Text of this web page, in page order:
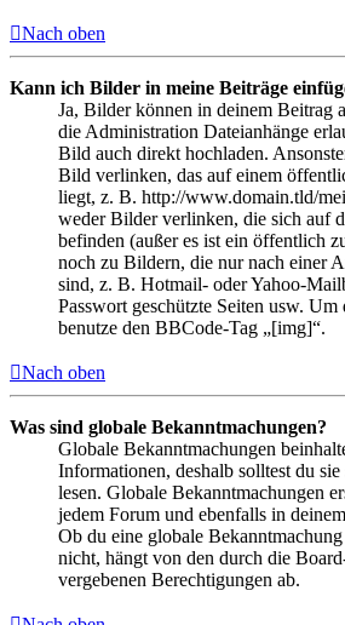
Nach oben
Kann ich Bilder in meine Beiträge
Ja, Bilder können in deinem Beitrag
die Administration Dateianhänge
Bild auch direkt hochladen.
Bild verlinken, das auf einem
liegt, z. B. http://www.domain.tld/
weder Bilder verlinken, die sich auf
befinden (außer es ist ein öffentlich
noch zu Bildern, die nur nach einer
sind, z. B. Hotmail- oder Yahoo-
Passwort geschützte Seiten usw.
benutze den BBCode-Tag „[img]“.
Nach oben
Was sind globale Bekanntmachungen?
Globale Bekanntmachungen
Informationen, deshalb solltest du
lesen. Globale Bekanntmachungen
jedem Forum und ebenfalls in
Ob du eine globale
nicht, hängt von den durch die
vergebenen Berechtigungen ab.